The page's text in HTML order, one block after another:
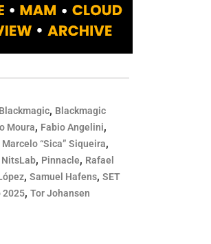
Blackmagic, Blackmagic
Moura, Fabio Angelini,
Marcelo “Sica” Siqueira,
NitsLab, Pinnacle, Rafael
,Samuel Hafens,SET
2025,Tor Johansen